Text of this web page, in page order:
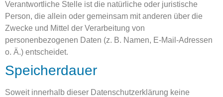
Verantwortliche Stelle ist die natürliche oder juristische
Person, die allein oder gemeinsam mit anderen über die
Zwecke und Mittel der Verarbeitung von
personenbezogenen Daten (z. B. Namen, E-Mail-Adressen
o. Ä.) entscheidet.
Speicherdauer
Soweit innerhalb dieser Datenschutzerklärung keine